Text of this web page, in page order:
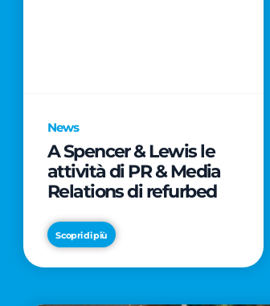
News
A Spencer & Lewis le
attività di PR & Media
Relations di refurbed
Scopri di più